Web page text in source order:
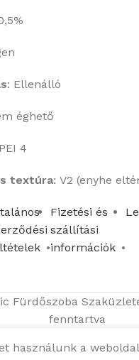
: Ellenálló
éghető
PEI 4
textúra: V2 (enyhe
Fizetési és
szállítási
információk
Fürdőszoba
fenntartva
használunk a